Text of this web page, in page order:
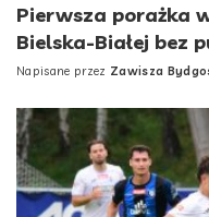
Pierwsza porażka
Bielska-Białej bez
Posted
Napisane przez Zawisza